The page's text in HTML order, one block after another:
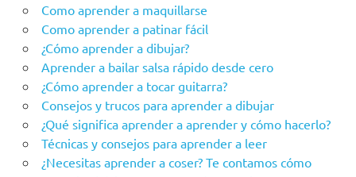
Como aprender a maquillarse
Como aprender a patinar fácil
¿Cómo aprender a dibujar?
Aprender a bailar salsa rápido desde cero
¿Cómo aprender a tocar guitarra?
Consejos y trucos para aprender a dibujar
¿Qué significa aprender a aprender y cómo hacerlo?
Técnicas y consejos para aprender a leer
¿Necesitas aprender a coser? Te contamos cómo